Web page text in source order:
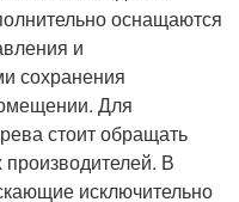
оснащаются
и
сохранения
Для
стоит обращать
В
исключительно